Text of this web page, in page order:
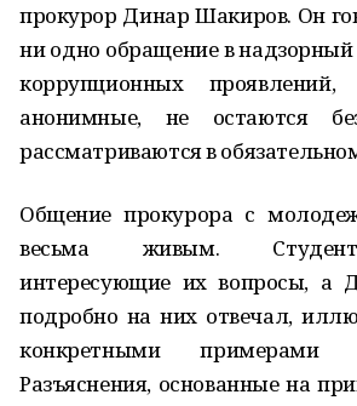
прокурор Динар Шакиров. Он
ни одно об­ращение в надзорный
коррупционных
анонимные, не остаются
рассматриваются в
Общение прокурора с
весьма живым.
интересующие их вопро­сы, а
подробно на них отвечал,
конкретными примерами
Разъяснения, основанные на